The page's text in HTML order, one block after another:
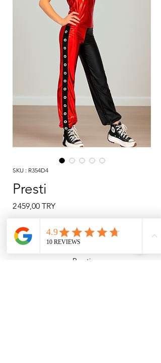
SKU : R354D4
Presti
2 459,00 TRYPrix
Rupture de stock
Presti